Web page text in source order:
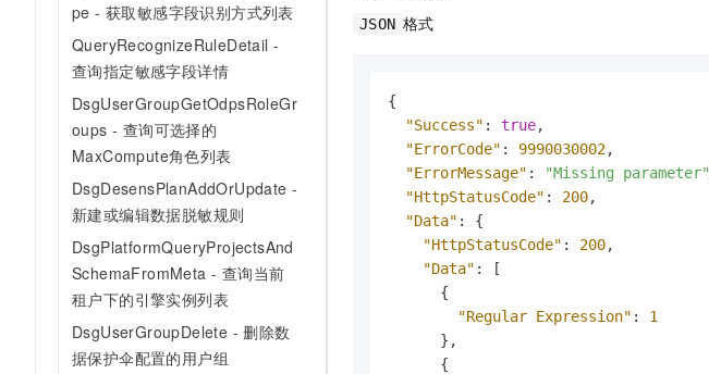
pe - 获取敏感字段识别方式列表
QueryRecognizeRuleDetail -
查询指定敏感字段详情
DsgUserGroupGetOdpsRoleGr
oups - 查询可选择的
MaxCompute角色列表
DsgDesensPlanAddOrUpdate -
新建或编辑数据脱敏规则
DsgPlatformQueryProjectsAnd
SchemaFromMeta - 查询当前
租户下的引擎实例列表
DsgUserGroupDelete - 删除数
据保护伞配置的用户组
JSON 格式
{
"Success" : true,
"ErrorCode" : 9990030002,
"ErrorMessage" : "Missing parameter"
"HttpStatusCode" : 200,
"Data" :
{
"HttpStatusCode" : 200,
"Data" :
[
{
"Regular Expression" :
1
} ,
{